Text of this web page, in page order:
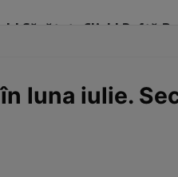
Sănătate Click! Poftă
luna iulie.